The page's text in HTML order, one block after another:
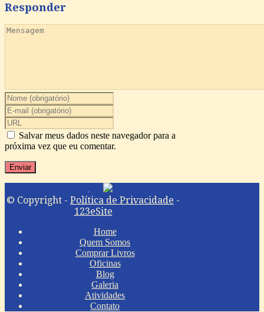
Responder
Salvar meus dados neste navegador para a
próxima vez que eu comentar.
© Copyright - Política de Privacidade -
123eSite
Home
Quem Somos
Comprar Livros
Oficinas
Blog
Galeria
Atividades
Contato